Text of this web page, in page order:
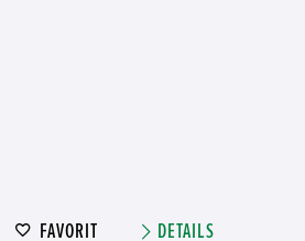
FAVORIT DETAILS